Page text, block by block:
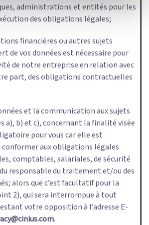
administrations et entités pour les
des obligations légales;
financières ou autres sujets
de vos données est nécessaire pour
de notre entreprise en relation avec
part, des obligations contractuelles
et la communication aux sujets
a), b) et c), concernant la finalité visée
pour vous car elle est
conformer aux obligations légales
comptables, salariales, de sécurité
responsable du traitement et/ou des
alors que c’est facultatif pour la
2), qui sera interrompue à tout
votre opposition à l’adresse E-
.